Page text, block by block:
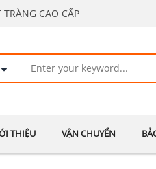
CAO CẤP
THIỆU VẬN CHUYỂN